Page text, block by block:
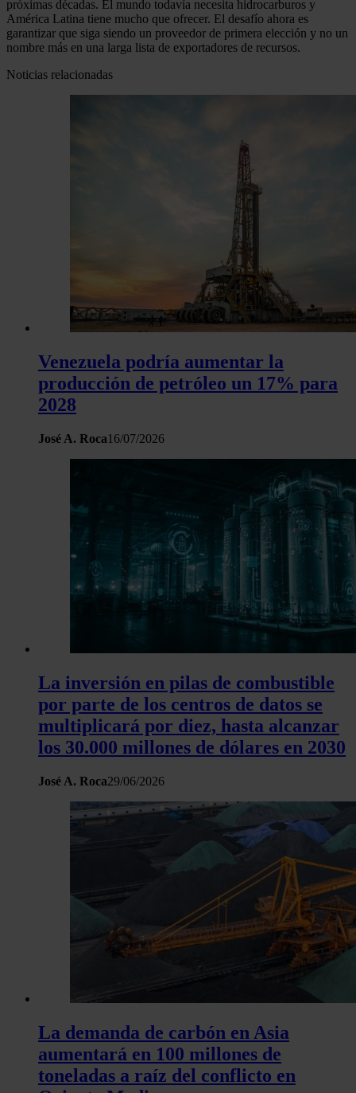
próximas décadas. El mundo todavía necesita hidrocarburos y
América Latina tiene mucho que ofrecer. El desafío ahora es
garantizar que siga siendo un proveedor de primera elección y no un
nombre más en una larga lista de exportadores de recursos.
Noticias relacionadas
Venezuela podría aumentar la
producción de petróleo un 17% para
2028
José A. Roca16/07/2026
La inversión en pilas de combustible
por parte de los centros de datos se
multiplicará por diez, hasta alcanzar
los 30.000 millones de dólares en 2030
José A. Roca29/06/2026
La demanda de carbón en Asia
aumentará en 100 millones de
toneladas a raíz del conflicto en